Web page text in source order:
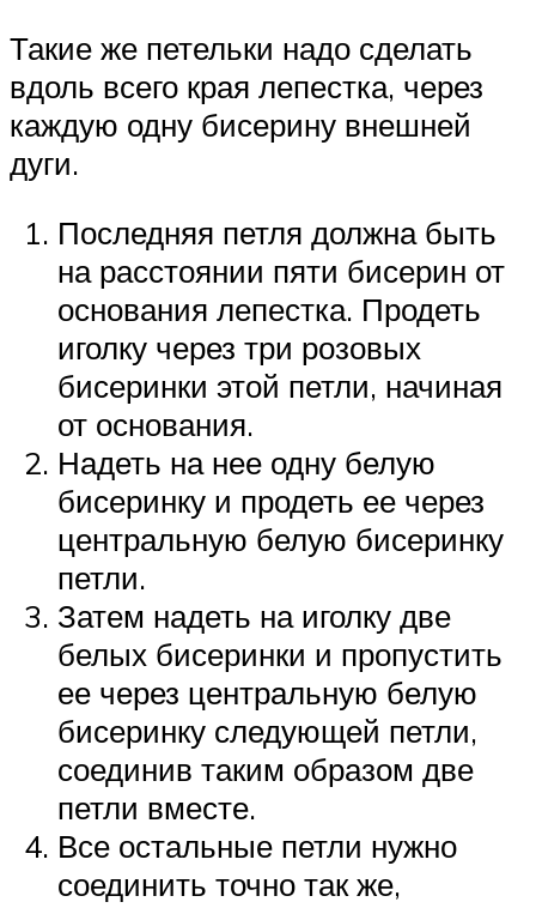
Такие же петельки надо сделать
вдоль всего края лепестка, через
каждую одну бисерину внешней
дуги.
Последняя петля должна быть
на расстоянии пяти бисерин от
основания лепестка. Продеть
иголку через три розовых
бисеринки этой петли, начиная
от основания.
Надеть на нее одну белую
бисеринку и продеть ее через
центральную белую бисеринку
петли.
Затем надеть на иголку две
белых бисеринки и пропустить
ее через центральную белую
бисеринку следующей петли,
соединив таким образом две
петли вместе.
Все остальные петли нужно
соединить точно так же,